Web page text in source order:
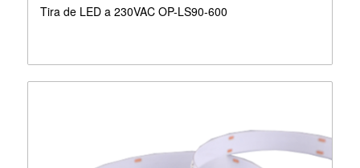
Tira de LED a 230VAC OP-LS90-600